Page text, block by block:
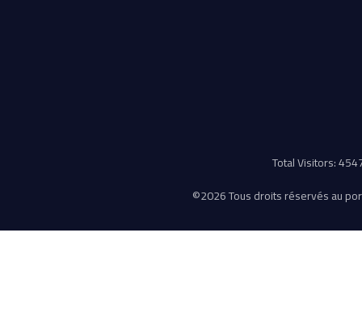
Total Visitors:
©2026 Tous droits réservés au